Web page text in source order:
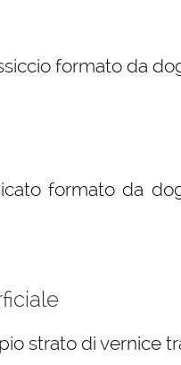
formato da
formato da
strato di vernice